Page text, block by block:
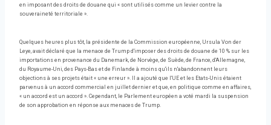
en imposant des droits de douane qui « sont utilisés comme un levier contre la
souveraineté territoriale ».
Quelques heures plus tôt, la présidente de la Commission européenne, Ursula Von der
Leye, avait déclaré que la menace de Trump d'imposer des droits de douane de 10 % sur les
importations en provenance du Danemark, de Norvège, de Suède, de France, d'Allemagne,
du Royaume-Uni, des Pays-Bas et de Finlande à moins qu'ils n'abandonnent leurs
objections à ses projets était « une erreur ». Il a ajouté que l'UE et les Etats-Unis étaient
parvenus à un accord commercial en juillet dernier et que, en politique comme en affaires,
« un accord est un accord ». Cependant, le Parlement européen a voté mardi la suspension
de son approbation en réponse aux menaces de Trump.